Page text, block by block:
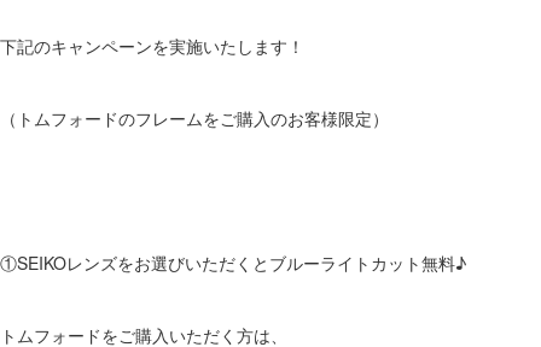
下記のキャンペーンを実施いたします！
（トムフォードのフレームをご購入のお客様限定）
①SEIKOレンズをお選びいただくとブルーライトカット無料♪
トムフォードをご購入いただく方は、